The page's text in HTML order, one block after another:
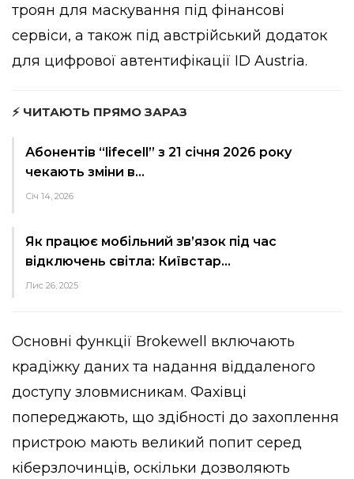
троян для маскування під фінансові
сервіси, а також під австрійський додаток
для цифрової автентифікації ID Austria.
⚡ ЧИТАЮТЬ ПРЯМО ЗАРАЗ
Абонентів “lifecell” з 21 січня 2026 року
чекають зміни в…
Січ 14, 2026
Як працює мобільний зв’язок під час
відключень світла: Київстар…
Лис 26, 2025
Основні функції Brokewell включають
крадіжку даних та надання віддаленого
доступу зловмисникам. Фахівці
попереджають, що здібності до захоплення
пристрою мають великий попит серед
кіберзлочинців, оскільки дозволяють